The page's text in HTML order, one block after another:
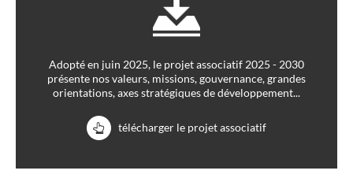
Adopté en juin 2025, le projet associatif 2025 - 2030
présente nos valeurs, missions, gouvernance, grandes
orientations, axes stratégiques de développement...
télécharger le projet associatif